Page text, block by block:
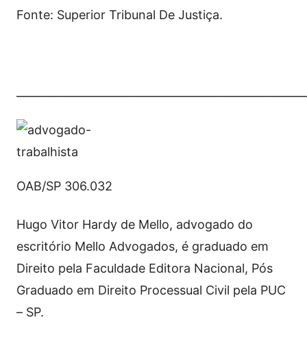
Fonte: Superior Tribunal De Justiça.
OAB/SP 306.032
Hugo Vitor Hardy de Mello, advogado do
escritório Mello Advogados, é graduado em
Direito pela Faculdade Editora Nacional, Pós
Graduado em Direito Processual Civil pela PUC
– SP.